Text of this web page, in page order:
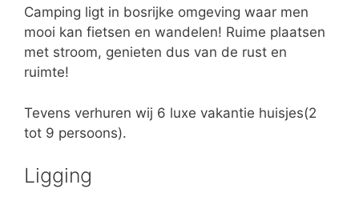
Camping ligt in bosrijke omgeving waar men
mooi kan fietsen en wandelen! Ruime plaatsen
met stroom, genieten dus van de rust en
ruimte!
Tevens verhuren wij 6 luxe vakantie huisjes(2
tot 9 persoons).
Ligging